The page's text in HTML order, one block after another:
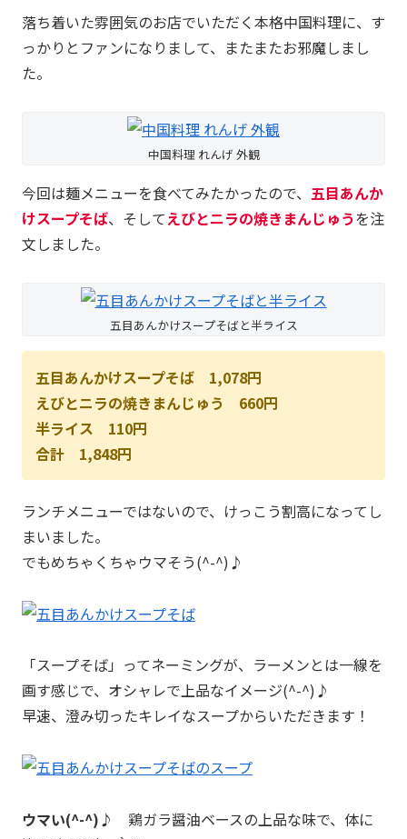
落ち着いた雰囲気のお店でいただく本格中国料理に、す
っかりとファンになりまして、またまたお邪魔しまし
た。
中国料理 れんげ 外観
今回は麺メニューを食べてみたかったので、 五目あんか
けスープそば、そしてえびとニラの焼きまんじゅうを注
文しました。
五目あんかけスープそばと半ライス
五目あんかけスープそば 1,078円
えびとニラの焼きまんじゅう 660円
半ライス 110円
合計 1,848円
ランチメニューではないので、けっこう割高になってし
まいました。
でもめちゃくちゃウマそう(^-^)♪
「スープそば」ってネーミングが、ラーメンとは一線を
画す感じで、オシャレで上品なイメージ(^-^)♪
早速、澄み切ったキレイなスープからいただきます！
ウマい(^-^)♪
鶏ガラ醤油ベースの上品な味で、体に